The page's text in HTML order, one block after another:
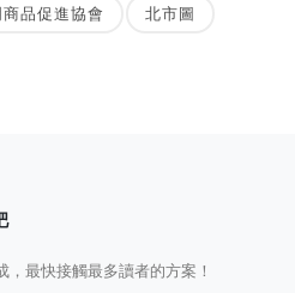
品促進協會 北市圖
最快接觸最多讀者的方案！